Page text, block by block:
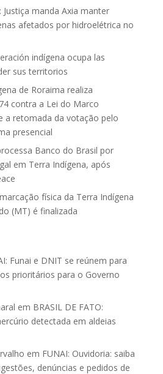
Justiça manda Axia manter
afetados por hidroelétrica no
indígena ocupa las
sus territorios
de Roraima realiza
contra a Lei do Marco
a retomada da votação pelo
presencial
Banco do Brasil por
em Terra Indígena, após
física da Terra Indígena
(MT) é finalizada
Funai e DNIT se reúnem para
prioritários para o Governo
em BRASIL DE FATO:
detectada em aldeias
em FUNAI: Ouvidoria: saiba
denúncias e pedidos de